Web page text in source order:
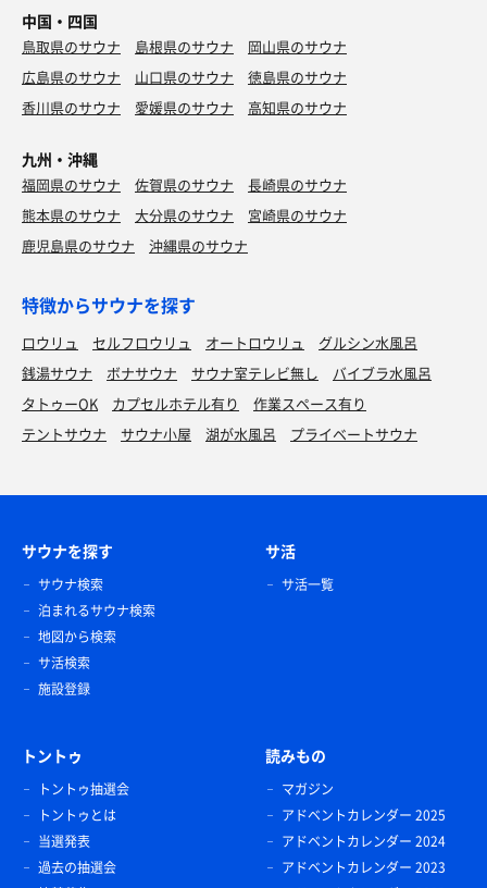
中国・四国
鳥取県のサウナ 島根県のサウナ
岡山県のサウナ
広島県のサウナ
山口県のサウナ
徳島県のサウナ
香川県のサウナ
愛媛県のサウナ 高知県のサウナ
九州・沖縄
福岡県のサウナ 佐賀県のサウナ
長崎県のサウナ
熊本県のサウナ
大分県のサウナ
宮崎県のサウナ
鹿児島県のサウナ
沖縄県のサウナ
特徴からサウナを探す
ロウリュ セルフロウリュ オートロウリュ
グルシン水風呂
銭湯サウナ
ボナサウナ サウナ室テレビ無し
バイブラ水風呂
タトゥーOK
カプセルホテル有り
作業スペース有り
テントサウナ
サウナ小屋 湖が水風呂 プライベートサウナ
サウナを探す
サウナ検索
泊まれるサウナ検索
地図から検索
サ活検索
施設登録
サ活
サ活一覧
トントゥ
トントゥ抽選会
トントゥとは
当選発表
過去の抽選会
読みもの
マガジン
アドベントカレンダー 2025
アドベントカレンダー 2024
アドベントカレンダー 2023